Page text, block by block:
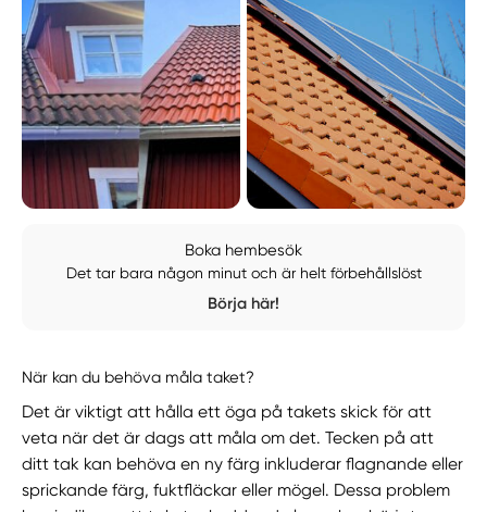
Boka hembesök
Det tar bara någon minut och är helt förbehållslöst
Börja här!
När kan du behöva måla taket?
Det är viktigt att hålla ett öga på takets skick för att
veta när det är dags att måla om det. Tecken på att
ditt tak kan behöva en ny färg inkluderar flagnande eller
sprickande färg, fuktfläckar eller mögel. Dessa problem